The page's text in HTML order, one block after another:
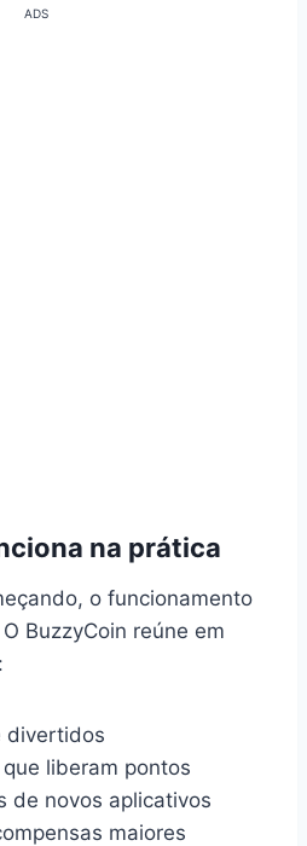
ADS
na prática
o funcionamento
BuzzyCoin reúne em
divertidos
liberam pontos
de novos aplicativos
maiores